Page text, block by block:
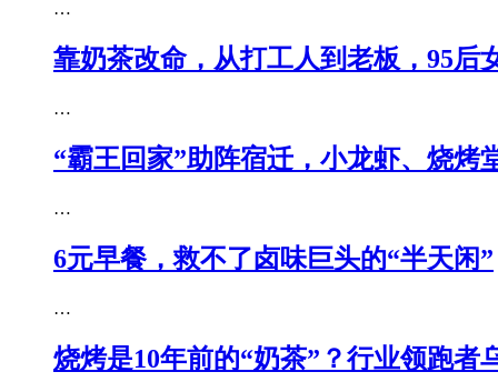
…
靠奶茶改命，从打工人到老板，95后
…
“霸王回家”助阵宿迁，小龙虾、烧
…
6元早餐，救不了卤味巨头的“半天闲”
…
烧烤是10年前的“奶茶”？行业领跑